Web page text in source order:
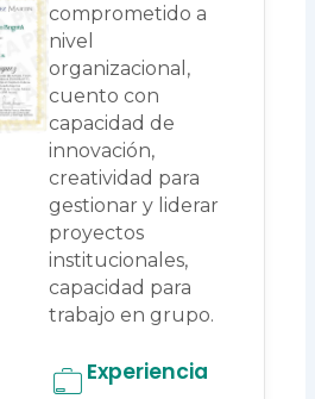
comprometido a
nivel
organizacional,
cuento con
capacidad de
innovación,
creatividad para
gestionar y liderar
proyectos
institucionales,
capacidad para
trabajo en grupo.
Experiencia